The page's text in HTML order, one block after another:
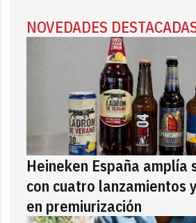
NOVEDADES
Heineken España amplía
con cuatro lanzamientos
en premiurización